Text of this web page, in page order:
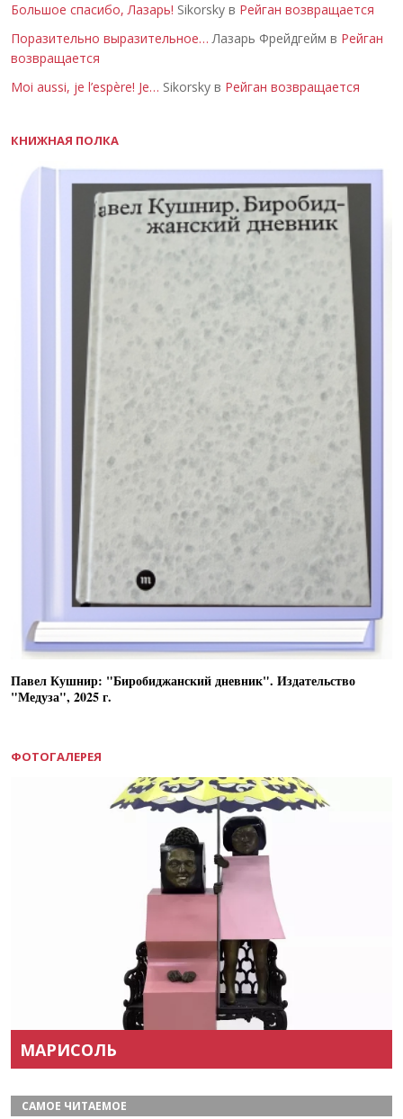
Большое спасибо, Лазарь! Sikorsky в Рейган возвращается
Поразительно выразительное… Лазарь Фрейдгейм в Рейган
возвращается
Moi aussi, je l’espère! Je… Sikorsky в Рейган возвращается
КНИЖНАЯ ПОЛКА
Павел Кушнир: "Биробиджанский дневник". Издательство
"Медуза", 2025 г.
ФОТОГАЛЕРЕЯ
МАРИСОЛЬ
САМОЕ ЧИТАЕМОЕ